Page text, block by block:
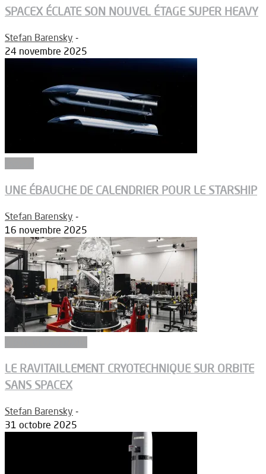
SPACEX ÉCLATE SON NOUVEL ÉTAGE SUPER HEAVY
Stefan Barensky -
24 novembre 2025
UNE ÉBAUCHE DE CALENDRIER POUR LE STARSHIP
Stefan Barensky -
16 novembre 2025
LE RAVITAILLEMENT CRYOTECHNIQUE SUR ORBITE
SANS SPACEX
Stefan Barensky -
31 octobre 2025